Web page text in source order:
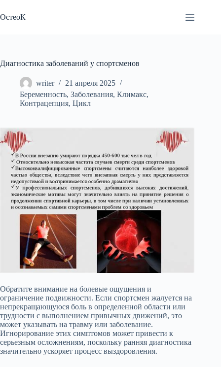
к
сути
ОстеоК
Диагностика заболеваний у спортсменов
writer
21 апреля 2025
Беременность, Заболевания, Климакс,
Контрацепция, Цикл
Обратите внимание на болевые ощущения и
ограничение подвижности. Если спортсмен жалуется на
непрекращающуюся боль в определенной области или
трудности с выполнением привычных движений, это
может указывать на травму или заболевание.
Игнорирование этих симптомов может привести к
серьезным осложнениям, поскольку ранняя диагностика
значительно ускоряет процесс выздоровления.